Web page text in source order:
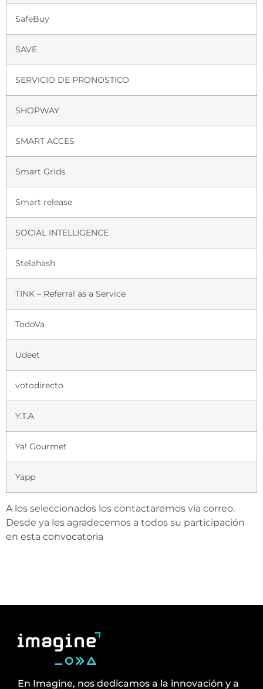
SafeBuy
SAVE
SERVICIO DE PRONOSTICO
SHOPWAY
SMART ACCES
Smart Grids
Smart release
SOCIAL INTELLIGENCE
Stelahash
TINK – Referral as a Service
TodoVa
Udeet
votodirecto
Y.T.A
Ya! Gourmet
Yapp
A los seleccionados los contactaremos vía correo.
Desde ya les agradecemos a todos su participación
en esta convocatoria
En Imagine, nos dedicamos a la innovación y a